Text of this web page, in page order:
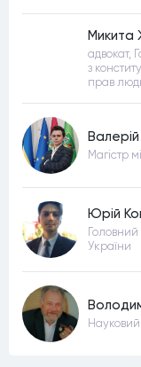
Микита
адвокат,
з
прав
Магістр
Юрій
України